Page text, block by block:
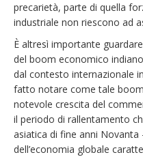
precarietà, parte di quella
industriale non riescono ad
È altresì importante
del boom economico
dal contesto internazionale
fatto notare come tale
notevole crescita del
il periodo di rallentamento
asiatica di fine anni Novanta
dell’economia globale